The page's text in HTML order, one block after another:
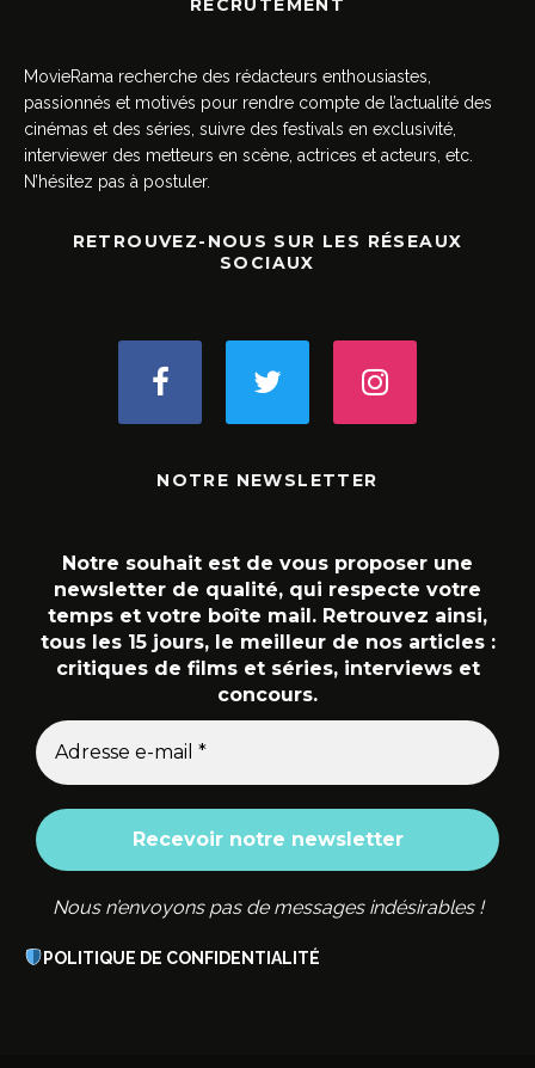
MovieRama recherche des rédacteurs enthousiastes,
passionnés et motivés pour rendre compte de l’actualité des
cinémas et des séries, suivre des festivals en exclusivité,
interviewer des metteurs en scène, actrices et acteurs, etc.
N’hésitez pas à postuler.
RETROUVEZ-NOUS SUR LES RÉSEAUX
SOCIAUX
NOTRE NEWSLETTER
Notre souhait est de vous proposer une
newsletter de qualité, qui respecte votre
temps et votre boîte mail. Retrouvez ainsi,
tous les 15 jours, le meilleur de nos articles :
critiques de films et séries, interviews et
concours.
Nous n’envoyons pas de messages indésirables !
POLITIQUE DE CONFIDENTIALITÉ